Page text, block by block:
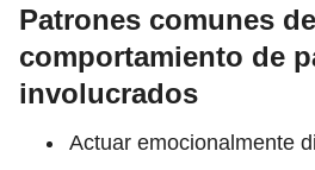
Patrones comunes de
comportamiento de
involucrados
Actuar emocionalmente